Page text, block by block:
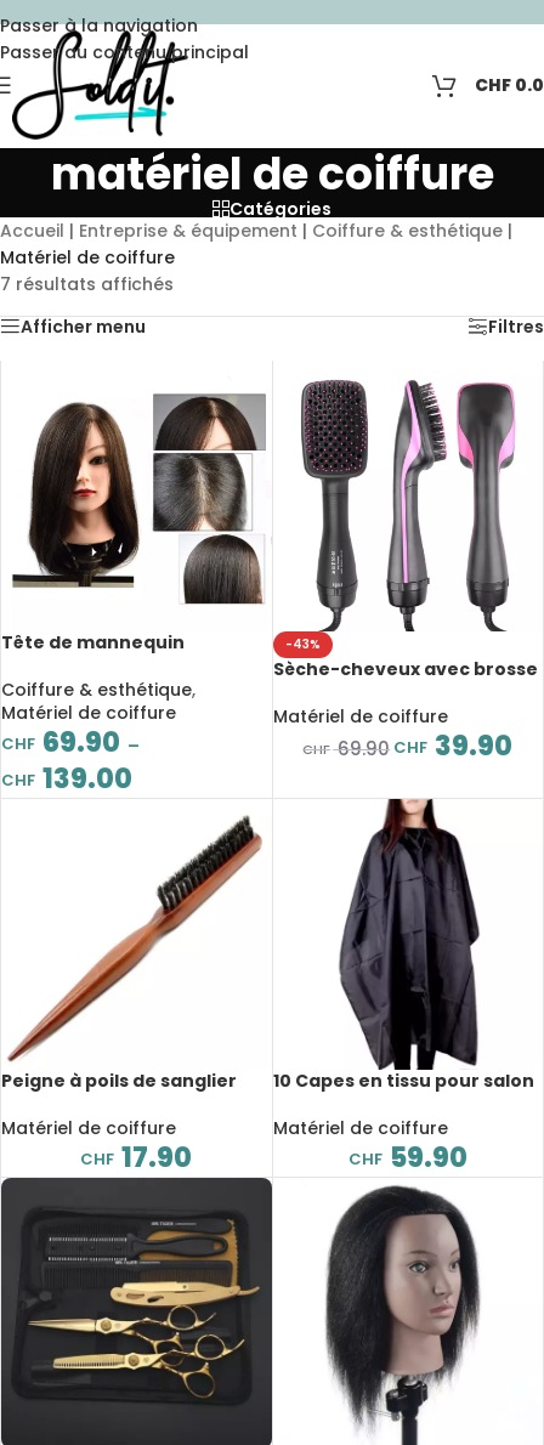
Passer à la navigation
Passer au contenu principal
CHF
matériel de coiffure
Catégories
Accueil | Entreprise & équipement | Coiffure & esthétique |
Matériel de coiffure
7 résultats affichés
Afficher menu
Filtres
Tête de mannequin
naturelles, modèle de
formation, pour coiffeur
professionnel
Coiffure & esthétique,
Matériel de coiffure
CHF 69.90 –
CHF 139.00
-43%
Sèche-cheveux avec brosse
professionnel de coiffure
Matériel de coiffure
CHF69.90 CHF 39.90
Peigne à poils de sanglier
antistatique
Matériel de coiffure
CHF 17.90
10 Capes en tissu pour salon
Matériel de coiffure
CHF 59.90